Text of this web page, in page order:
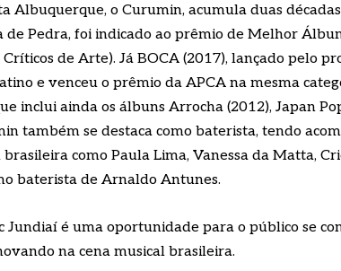
Albuquerque, o Curumin, acumula duas
de Pedra, foi indicado ao prêmio de Melhor
Críticos de Arte). Já BOCA (2017), lançado pelo
e venceu o prêmio da APCA na mesma
inclui ainda os álbuns Arrocha (2012), Japan
também se destaca como baterista, tendo
brasileira como Paula Lima, Vanessa da Matta,
baterista de Arnaldo Antunes.
Jundiaí é uma oportunidade para o público se
na cena musical brasileira.